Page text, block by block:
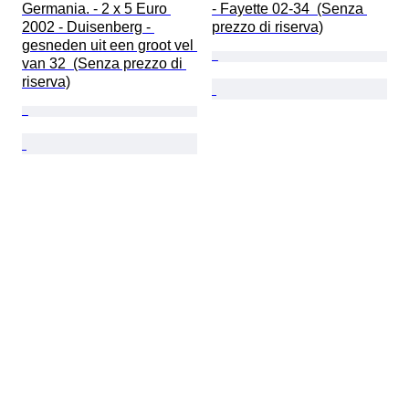
Germania. - 2 x 5 Euro
2002 - Duisenberg -
gesneden uit een groot vel
van 32  (Senza prezzo di
riserva)
- Fayette 02-34  (Senza
prezzo di riserva)